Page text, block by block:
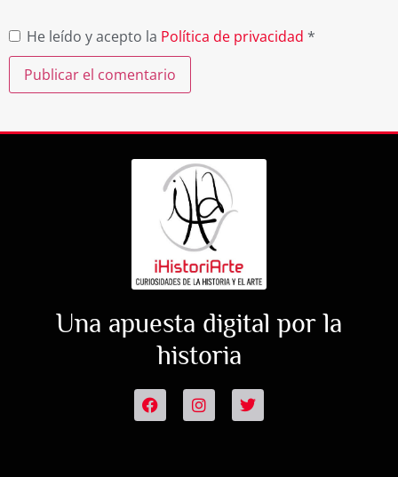
He leído y acepto la Política de privacidad *
Una apuesta digital por la
historia